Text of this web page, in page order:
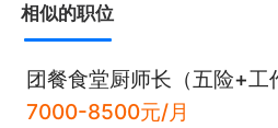
相似的职位
7000-8500元/月